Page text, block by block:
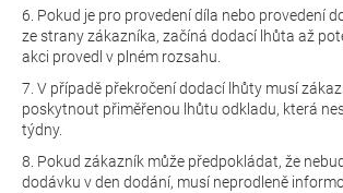
6. Pokud je pro provedení díla nebo provedení
ze strany zákazníka, začíná dodací lhůta až
akci provedl v plném rozsahu.
7. V případě překročení dodací lhůty musí
poskytnout přiměřenou lhůtu odkladu, která
týdny.
8. Pokud zákazník může předpokládat, že
dodávku v den dodání, musí neprodleně